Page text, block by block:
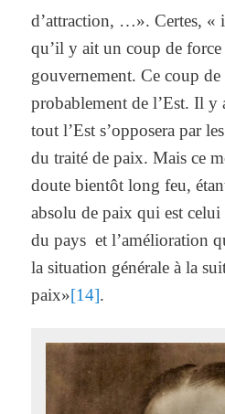
d’attraction, …». Certes, «
qu’il y ait un coup de force
gouvernement. Ce coup
probablement de l’Est. Il y
tout l’Est s’opposera par
du traité de paix. Mais ce
doute bientôt long feu,
absolu de paix qui est
du pays et l’amélioration
la situation générale à la
paix»[14].